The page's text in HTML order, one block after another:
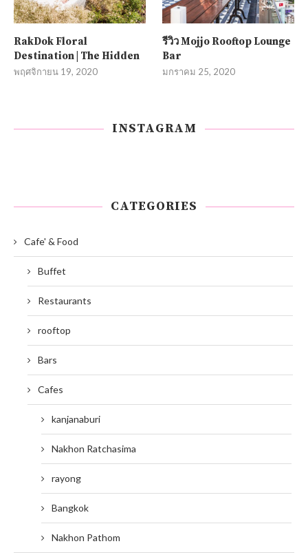
RakDok Floral
Destination | The Hidden
พฤศจิกายน 19, 2020
รีวิว Mojjo Rooftop Lounge
Bar
มกราคม 25, 2020
INSTAGRAM
CATEGORIES
Cafe' & Food
Buffet
Restaurants
rooftop
Bars
Cafes
kanjanaburi
Nakhon Ratchasima
rayong
Bangkok
Nakhon Pathom